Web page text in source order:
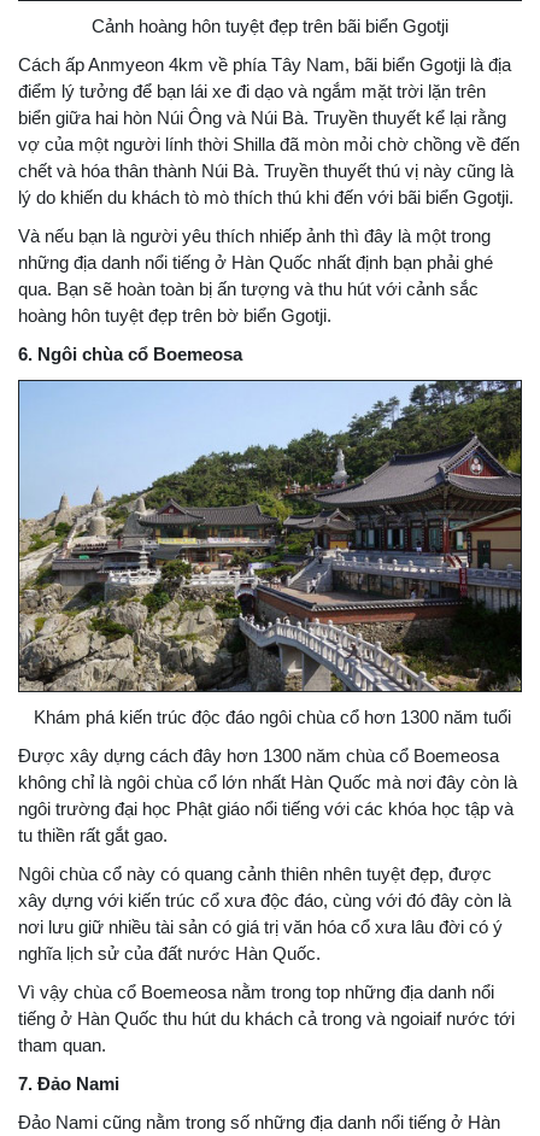
Cảnh hoàng hôn tuyệt đẹp trên bãi biển Ggotji
Cách ấp Anmyeon 4km về phía Tây Nam, bãi biển Ggotji là địa
điểm lý tưởng để bạn lái xe đi dạo và ngắm mặt trời lặn trên
biển giữa hai hòn Núi Ông và Núi Bà. Truyền thuyết kể lại rằng
vợ của một người lính thời Shilla đã mòn mỏi chờ chồng về đến
chết và hóa thân thành Núi Bà. Truyền thuyết thú vị này cũng là
lý do khiến du khách tò mò thích thú khi đến với bãi biển Ggotji.
Và nếu bạn là người yêu thích nhiếp ảnh thì đây là một trong
những địa danh nổi tiếng ở Hàn Quốc nhất định bạn phải ghé
qua. Bạn sẽ hoàn toàn bị ấn tượng và thu hút với cảnh sắc
hoàng hôn tuyệt đẹp trên bờ biển Ggotji.
6. Ngôi chùa cổ Boemeosa
Khám phá kiến trúc độc đáo ngôi chùa cổ hơn 1300 năm tuổi
Được xây dựng cách đây hơn 1300 năm chùa cổ Boemeosa
không chỉ là ngôi chùa cổ lớn nhất Hàn Quốc mà nơi đây còn là
ngôi trường đại học Phật giáo nổi tiếng với các khóa học tập và
tu thiền rất gắt gao.
Ngôi chùa cổ này có quang cảnh thiên nhên tuyệt đẹp, được
xây dựng với kiến trúc cổ xưa độc đáo, cùng với đó đây còn là
nơi lưu giữ nhiều tài sản có giá trị văn hóa cổ xưa lâu đời có ý
nghĩa lịch sử của đất nước Hàn Quốc.
Vì vậy chùa cổ Boemeosa nằm trong top những địa danh nổi
tiếng ở Hàn Quốc thu hút du khách cả trong và ngoiaif nước tới
tham quan.
7. Đảo Nami
Đảo Nami cũng nằm trong số những địa danh nổi tiếng ở Hàn